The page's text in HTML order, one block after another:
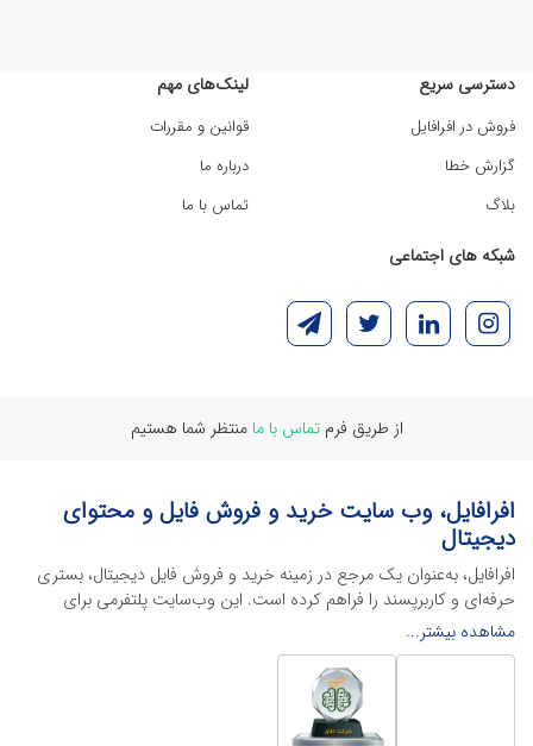
دسترسی سریع
فروش در افرافایل
گزارش خطا
بلاگ
لینک‌های مهم
قوانین و مقررات
درباره ما
تماس با ما
شبکه های اجتماعی
از طریق فرمتماس با ما منتظر شما هستیم
افرافایل، وب سایت خرید و فروش فایل و محتوای
دیجیتال
افرافایل، به‌عنوان یک مرجع در زمینه خرید و فروش فایل دیجیتال، بستری
حرفه‌ای و کاربرپسند را فراهم کرده است. این وب‌سایت‌ پلتفرمی برای
طراحان، دانشجویان و فریلنسرها ایجاد می‌کند تا به راحتی محصولات
دیجیتال خود را به فروش رسانده یا از محتواهایی باکیفیت برای پیشبرد
اهدافشان استفاده کنند.
این سایت با ارائه تنوع گسترده‌ای از محصولات دیجیتال از انواع فایل های
مشاهده بیشتر...